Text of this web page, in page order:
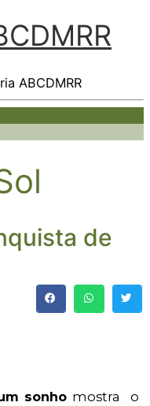
ABCDMRR
de
sonho mostra o